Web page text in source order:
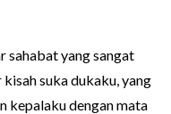
sahabat yang sangat
suka dukaku, yang
kepalaku dengan mata